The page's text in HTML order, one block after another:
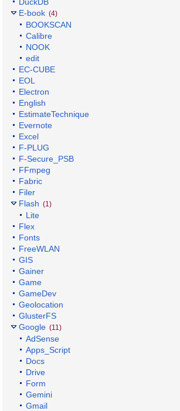
E-book (4)
BOOKSCAN
Calibre
NOOK
edit
EC-CUBE
EOL
Electron
English
EstimateTechnique
Evernote
Excel
F-PLUG
F-Secure_PSB
FFmpeg
Fabric
Filer
Flash (1)
Lite
Flex
Fonts
FreeWLAN
GIS
Gainer
Game
GameDev
Geolocation
GlusterFS
Google (11)
AdSense
Apps_Script
Docs
Drive
Form
Gemini
Gmail